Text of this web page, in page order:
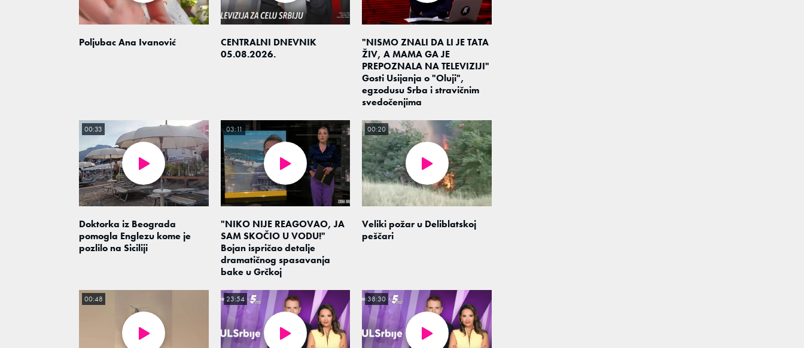
Poljubac Ana Ivanović
CENTRALNI DNEVNIK
05.08.2026.
"NISMO ZNALI DA LI JE TATA
ŽIV, A MAMA GA JE
PREPOZNALA NA TELEVIZIJI"
Gosti Usijanja o "Oluji",
egzodusu Srba i stravičnim
svedočenjima
Doktorka iz Beograda
pomogla Englezu kome je
pozlilo na Siciliji
00:33
"NIKO NIJE REAGOVAO, JA
SAM SKOČIO U VODU!"
Bojan ispričao detalje
dramatičnog spasavanja
bake u Grčkoj
03:11
Veliki požar u Deliblatskoj
peščari
00:20
00:48 23:54 38:30